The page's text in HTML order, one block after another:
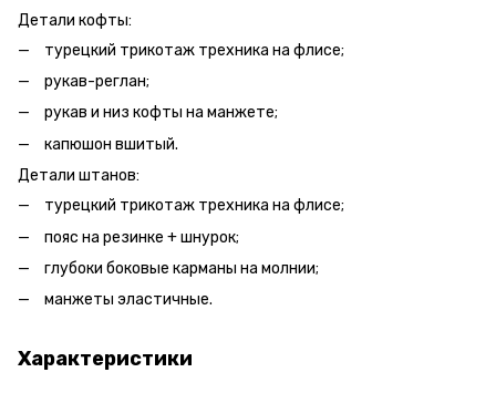
Детали кофты:
турецкий трикотаж трехника на флисе;
рукав-реглан;
рукав и низ кофты на манжете;
капюшон вшитый.
Детали штанов:
турецкий трикотаж трехника на флисе;
пояс на резинке + шнурок;
глубоки боковые карманы на молнии;
манжеты эластичные.
Характеристики